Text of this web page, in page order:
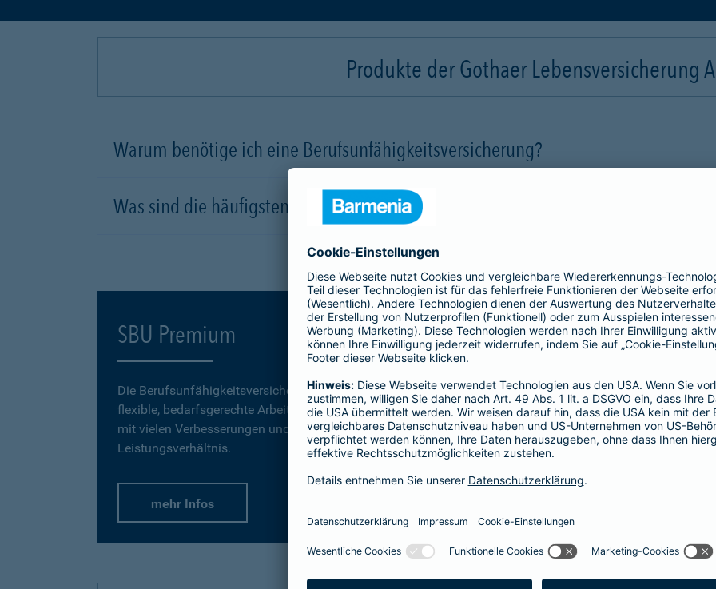
Produkte der Gothaer Lebensversicherung
Warum benötige ich eine Berufsunfähigkeitsversicherung?
Was sind die häufigsten Ursachen für eine Berufsunfähigkeit?
SBU Premium
Die BerufsunfähigkeitsversicherungSBU Premiumbietet eine
flexible, bedarfsgerechte Arbeitskraftabsicherung fürs Leben. Jetzt
mit vielen Verbesserungen und einem erstklassigen Preis-
Leistungsverhältnis.
mehr Infos
SBU Invest
Die
Kund*innen finanzielle
der Kapitalmärkte zu